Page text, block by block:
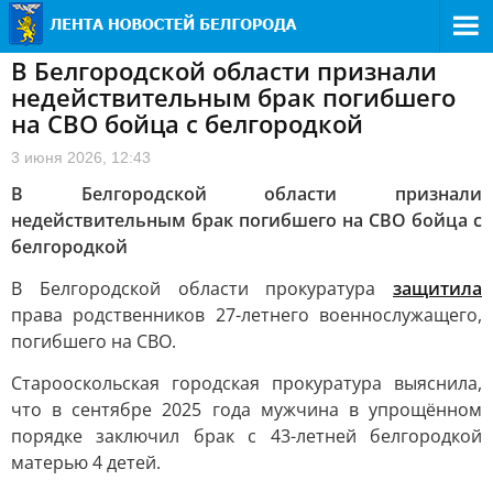
В Белгородской области признали
недействительным брак погибшего
на СВО бойца с белгородкой
3 июня 2026, 12:43
В Белгородской области признали
недействительным брак погибшего на СВО бойца с
белгородкой
В Белгородской области прокуратура защитила
права родственников 27-летнего военнослужащего,
погибшего на СВО.
Старооскольская городская прокуратура выяснила,
что в сентябре 2025 года мужчина в упрощённом
порядке заключил брак с 43-летней белгородкой
матерью 4 детей.